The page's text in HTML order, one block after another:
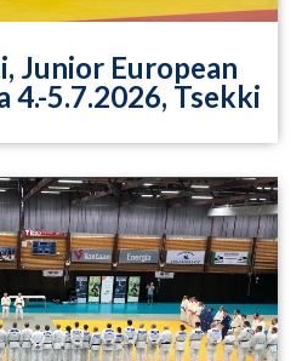
Junior European
4.-5.7.2026, Tsekki